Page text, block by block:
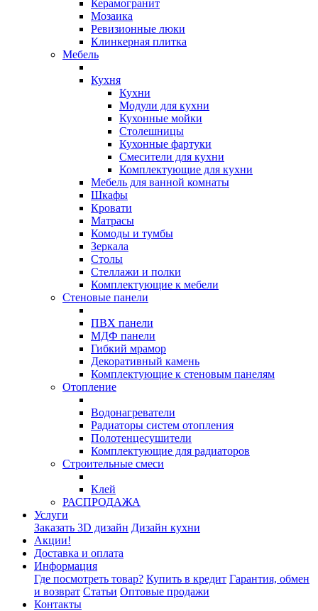
Керамогранит
Мозаика
Ревизионные люки
Клинкерная плитка
Мебель
Кухня
Кухни
Модули для кухни
Кухонные мойки
Столешницы
Кухонные фартуки
Смесители для кухни
Комплектующие для кухни
Мебель для ванной комнаты
Шкафы
Кровати
Матрасы
Комоды и тумбы
Зеркала
Столы
Стеллажи и полки
Комплектующие к мебели
Стеновые панели
ПВХ панели
МДФ панели
Гибкий мрамор
Декоративный камень
Комплектующие к стеновым панелям
Отопление
Водонагреватели
Радиаторы систем отопления
Полотенцесушители
Комплектующие для радиаторов
Строительные смеси
Клей
РАСПРОДАЖА
Услуги
Заказать 3D дизайн Дизайн кухни
Акции!
Доставка и оплата
Информация
Где посмотреть товар? Купить в кредит Гарантия, обмен
и возврат Статьи Оптовые продажи
Контакты